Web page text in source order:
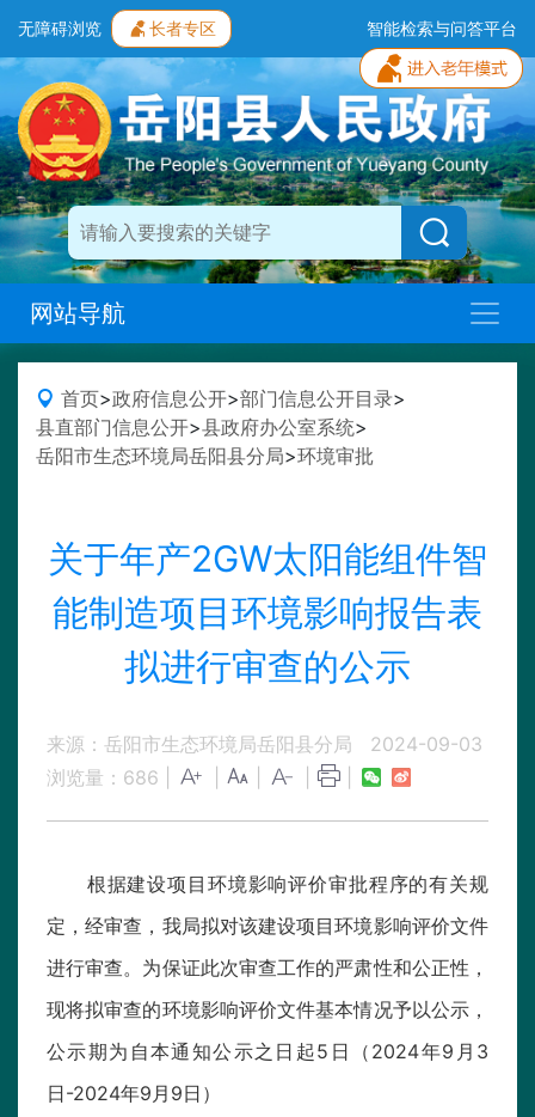
无障碍浏览 长者专区 智能检索与问答平台
网站导航
首页>政府信息公开>部门信息公开目录>
县直部门信息公开>县政府办公室系统>
岳阳市生态环境局岳阳县分局>环境审批
关于年产2GW太阳能组件智
能制造项目环境影响报告表
拟进行审查的公示
来源：岳阳市生态环境局岳阳县分局
2024-09-03
浏览量： 686
根据建设项目环境影响评价审批程序的有关规
定，经审查，我局拟对该建设项目环境影响评价文件
进行审查。为保证此次审查工作的严肃性和公正性，
现将拟审查的环境影响评价文件基本情况予以公示，
公示期为自本通知公示之日起5日（2024年9月3
日-2024年9月9日）